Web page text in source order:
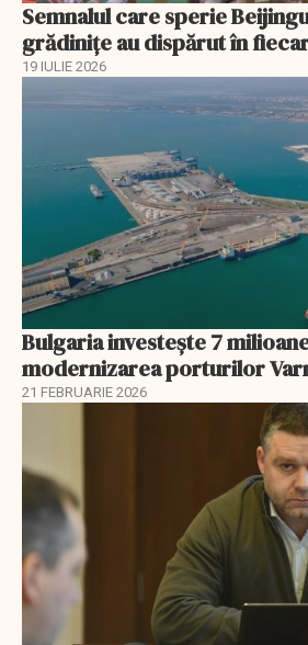
Semnalul care sperie
grădinițe au dispărut în
19 IULIE 2026
Bulgaria investește 7
modernizarea porturilor
21 FEBRUARIE 2026